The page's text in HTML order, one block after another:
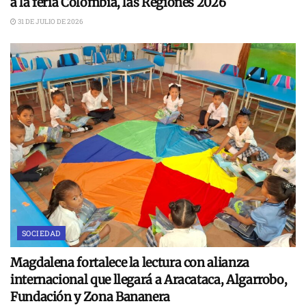
31 DE JULIO DE 2026
SOCIEDAD
Magdalena fortalece la lectura con alianza
internacional que llegará a Aracataca, Algarrobo,
Fundación y Zona Bananera